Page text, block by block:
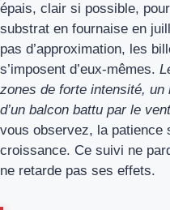
épais, clair si possible,
substrat en fournaise en
pas d’approximation, les
s’imposent d’eux-mêmes.
zones de forte intensité,
d’un balcon battu par le vent
vous observez, la patience
croissance. Ce suivi ne
ne retarde pas ses effets.